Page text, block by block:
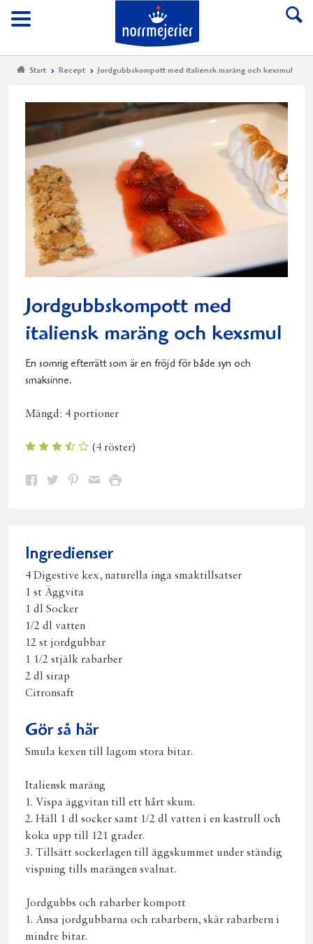
Meny
Till Norrmejerier
Start Recept Jordgubbskompott med italiensk maräng och kexsmul
Jordgubbskompott med
italiensk maräng och kexsmul
En somrig efterrätt som är en fröjd för både syn och
smaksinne.
Mängd: 4 portioner
(4 röster)
Dela Dela Dela DelaSkriv
Ingredienser
4 Digestive kex, naturella inga smaktillsatser
1 st Äggvita
1 dl Socker
1/2 dl vatten
12 st jordgubbar
1 1/2 stjälk rabarber
2 dl sirap
Citronsaft
Gör så här
Smula kexen till lagom stora bitar.
Italiensk maräng
1. Vispa äggvitan till ett hårt skum.
2. Häll 1 dl socker samt 1/2 dl vatten i en kastrull och
koka upp till 121 grader.
3. Tillsätt sockerlagen till äggskummet under ständig
vispning tills marängen svalnat.
Jordgubbs och rabarber kompott
1. Ansa jordgubbarna och rabarbern, skär rabarbern i
mindre bitar.